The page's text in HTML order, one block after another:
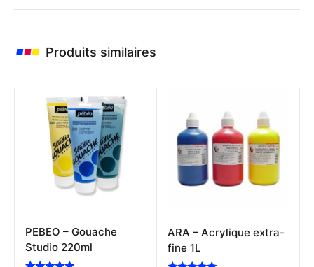
Produits similaires
PEBEO – Gouache
Studio 220ml
ARA – Acrylique extra-
fine 1L